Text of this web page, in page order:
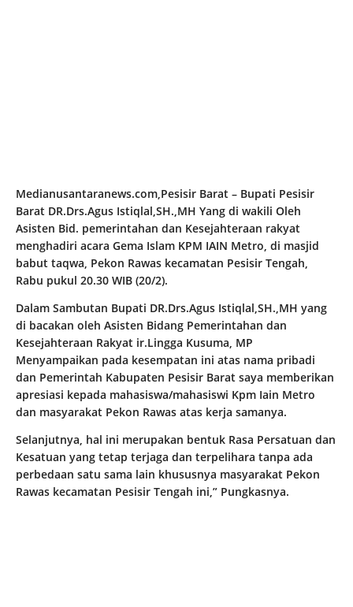
Medianusantaranews.com,Pesisir Barat – Bupati Pesisir
Barat DR.Drs.Agus Istiqlal,SH.,MH Yang di wakili Oleh
Asisten Bid. pemerintahan dan Kesejahteraan rakyat
menghadiri acara Gema Islam KPM IAIN Metro, di masjid
babut taqwa, Pekon Rawas kecamatan Pesisir Tengah,
Rabu pukul 20.30 WIB (20/2).
Dalam Sambutan Bupati DR.Drs.Agus Istiqlal,SH.,MH yang
di bacakan oleh Asisten Bidang Pemerintahan dan
Kesejahteraan Rakyat ir.Lingga Kusuma, MP
Menyampaikan pada kesempatan ini atas nama pribadi
dan Pemerintah Kabupaten Pesisir Barat saya memberikan
apresiasi kepada mahasiswa/mahasiswi Kpm Iain Metro
dan masyarakat Pekon Rawas atas kerja samanya.
Selanjutnya, hal ini merupakan bentuk Rasa Persatuan dan
Kesatuan yang tetap terjaga dan terpelihara tanpa ada
perbedaan satu sama lain khususnya masyarakat Pekon
Rawas kecamatan Pesisir Tengah ini,” Pungkasnya.